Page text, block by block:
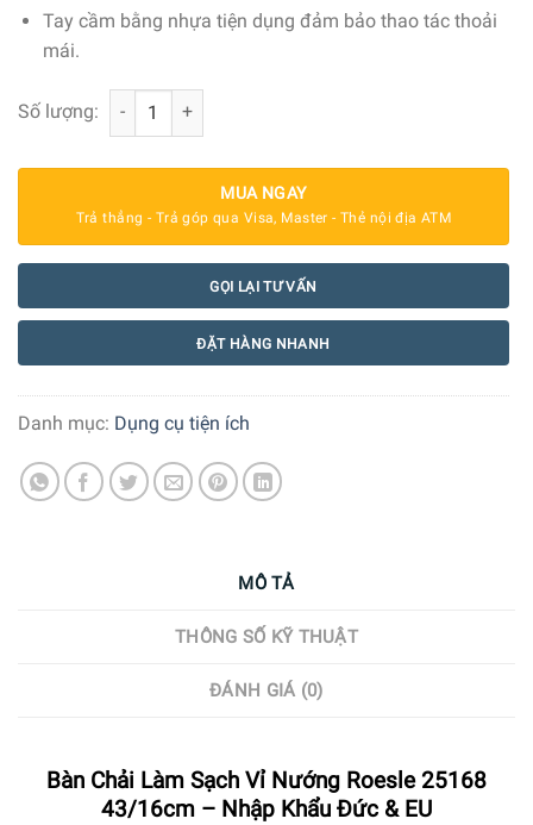
Tay cầm bằng nhựa tiện dụng đảm bảo thao tác thoải
mái.
Số lượng: Bàn Chải Làm Sạch Vỉ Nướng Roesle 25168 43/16cm số
MUA NGAY
Trả thẳng - Trả góp qua Visa, Master - Thẻ nội địa ATM
GỌI LẠI TƯ VẤN
ĐẶT HÀNG NHANH
Danh mục: Dụng cụ tiện ích
MÔ TẢ
THÔNG SỐ KỸ THUẬT
ĐÁNH GIÁ (0)
Bàn Chải Làm Sạch Vỉ Nướng Roesle 25168
43/16cm – Nhập Khẩu Đức & EU